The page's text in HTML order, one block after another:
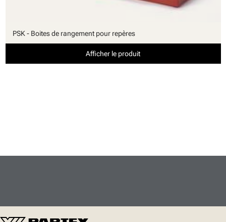
PSK - Boites de rangement pour repères
Afficher le produit